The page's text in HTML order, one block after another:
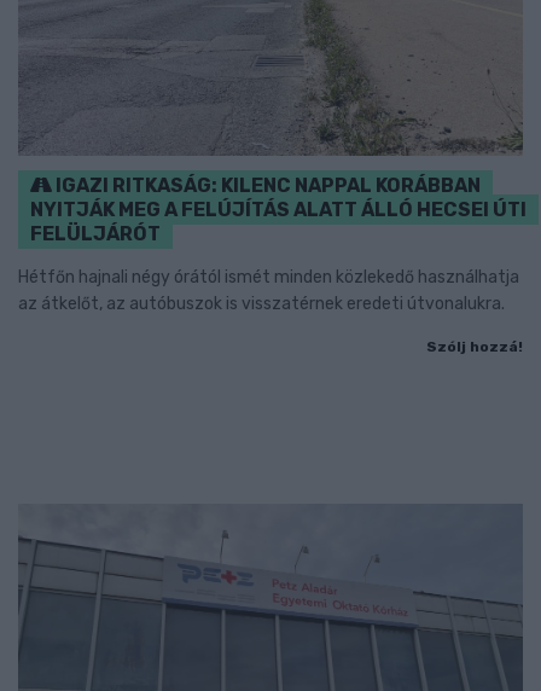
IGAZI RITKASÁG: KILENC NAPPAL KORÁBBAN
NYITJÁK MEG A FELÚJÍTÁS ALATT ÁLLÓ HECSEI ÚTI
FELÜLJÁRÓT
Hétfőn hajnali négy órától ismét minden közlekedő használhatja
az átkelőt, az autóbuszok is visszatérnek eredeti útvonalukra.
Szólj hozzá!